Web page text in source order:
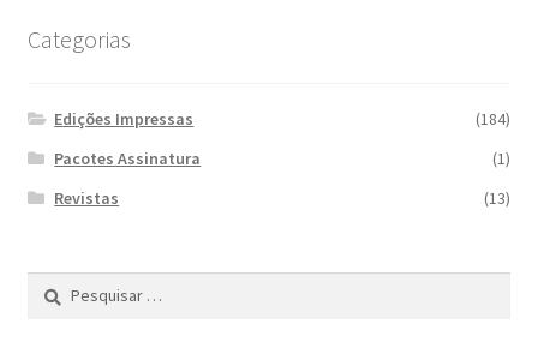
Categorias
Edições Impressas
(184)
Pacotes Assinatura
(1)
Revistas
(13)
Pesquisar